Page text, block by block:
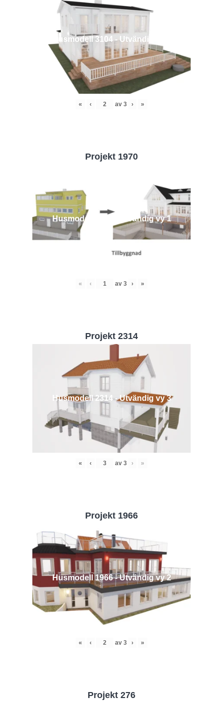
Husmodell 3104 - Utvändig vy 2
« ‹ av 3 › »
Projekt 1970
Husmodell 1970 - Utvändig vy 1
« ‹ av 3 › »
Projekt 2314
Husmodell 2314 - Utvändig vy 3
« ‹ av 3 › »
Projekt 1966
Husmodell 1966 - Utvändig vy 2
« ‹ av 3 › »
Projekt 276